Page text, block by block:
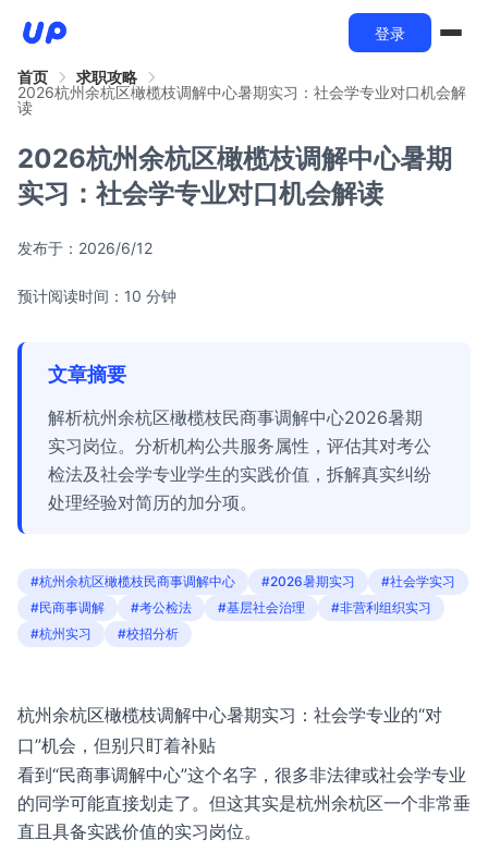
登录
首页
求职攻略
2026杭州余杭区橄榄枝调解中心暑期实习：社会学专业对口机会解
读
2026杭州余杭区橄榄枝调解中心暑期
实习：社会学专业对口机会解读
发布于： 2026/6/12
预计阅读时间：10 分钟
文章摘要
解析杭州余杭区橄榄枝民商事调解中心2026暑期
实习岗位。分析机构公共服务属性，评估其对考公
检法及社会学专业学生的实践价值，拆解真实纠纷
处理经验对简历的加分项。
#杭州余杭区橄榄枝民商事调解中心 #2026暑期实习
#社会学实习
#民商事调解
#考公检法 #基层社会治理
#非营利组织实习
#杭州实习
#校招分析
杭州余杭区橄榄枝调解中心暑期实习：社会学专业的“对
口”机会，但别只盯着补贴
看到“民商事调解中心”这个名字，很多非法律或社会学专业
的同学可能直接划走了。但这其实是杭州余杭区一个非常垂
直且具备实践价值的实习岗位。